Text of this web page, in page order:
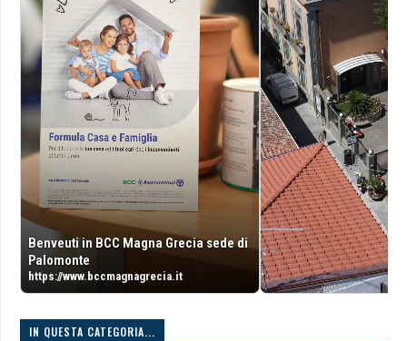
Benveuti in BCC Magna Grecia sede di
Palomonte
https://www.bccmagnagrecia.it
IN QUESTA CATEGORIA...